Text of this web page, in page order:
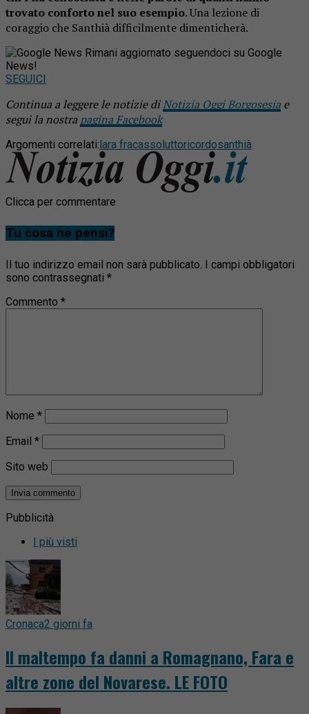
trovato conforto nel suo esempio. Una lezione di
coraggio che Santhià difficilmente dimenticherà.
Rimani aggiornato seguendoci su Google
News!
SEGUICI
Continua a leggere le notizie diNotizia Oggi Borgosesia e
segui la nostra pagina Facebook
Argomenti correlati: lara fracasso luttoricordosanthià
Clicca per commentare
Tu cosa ne pensi?
Il tuo indirizzo email non sarà pubblicato.
I campi obbligatori
sono contrassegnati *
Commento *
Nome *
Email *
Sito web
Pubblicità
I più visti
Cronaca2 giorni fa
Il maltempo fa danni a Romagnano, Fara e
altre zone del Novarese. LE FOTO